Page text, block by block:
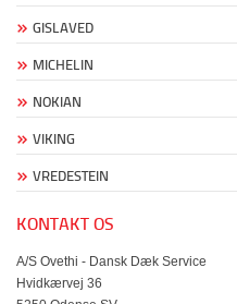
GISLAVED
MICHELIN
NOKIAN
VIKING
VREDESTEIN
KONTAKT OS
A/S Ovethi - Dansk Dæk Service
Hvidkærvej 36